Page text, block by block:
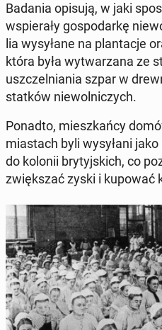
Badania opisują, w jaki
wspie­ra­ły go­spo­dar­kę
lia wy­sy­ła­ne na plan­ta­cje
która była wy­twa­rza­na ze
uszczel­nia­nia szpar w
statków nie­wol­ni­czych.
Ponadto, miesz­kań­cy
mia­stach byli wy­sy­ła­ni
do kolonii bry­tyj­skich, co
zwięk­szać zyski i kupować